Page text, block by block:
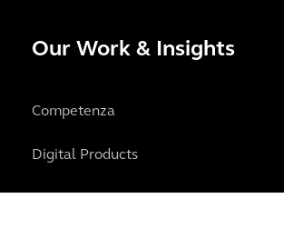
Our Work & Insights
Competenza
Digital Products